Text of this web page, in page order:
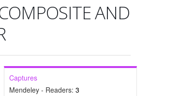
AND
Captures
Mendeley - Readers: 3